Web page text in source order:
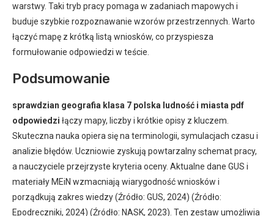
warstwy. Taki tryb pracy pomaga w zadaniach mapowych i
buduje szybkie rozpoznawanie wzorów przestrzennych. Warto
łączyć mapę z krótką listą wniosków, co przyspiesza
formułowanie odpowiedzi w teście.
Podsumowanie
sprawdzian geografia klasa 7 polska ludność i miasta pdf
odpowiedzi łączy mapy, liczby i krótkie opisy z kluczem.
Skuteczna nauka opiera się na terminologii, symulacjach czasu i
analizie błędów. Uczniowie zyskują powtarzalny schemat pracy,
a nauczyciele przejrzyste kryteria oceny. Aktualne dane GUS i
materiały MEiN wzmacniają wiarygodność wniosków i
porządkują zakres wiedzy (Źródło: GUS, 2024) (Źródło:
Epodreczniki, 2024) (Źródło: NASK, 2023). Ten zestaw umożliwia